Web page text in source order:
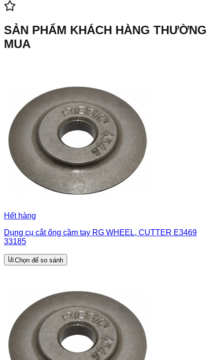
SẢN PHẨM KHÁCH HÀNG THƯỜNG
MUA
Hết hàng
Dụng cụ cắt ống cầm tay RG WHEEL, CUTTER E3469
33185
Chọn để so sánh